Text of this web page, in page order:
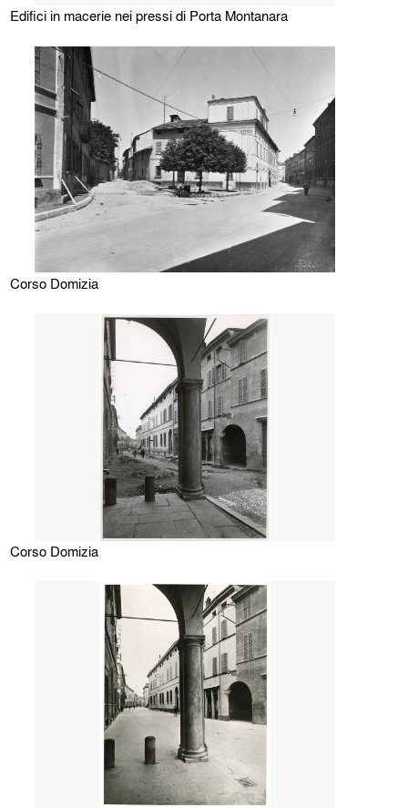
Edifici in macerie nei pressi di Porta Montanara
Corso Domizia
Corso Domizia